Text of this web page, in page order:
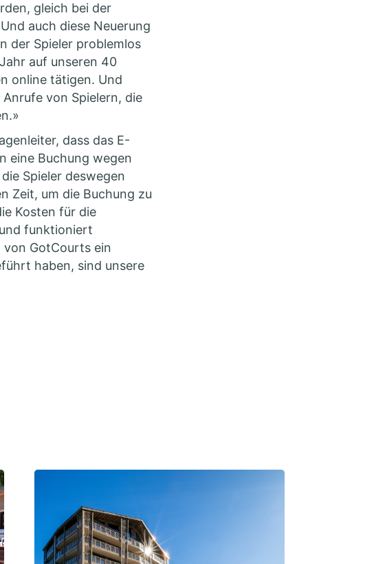
gleich bei der
auch diese Neuerung
der Spieler problemlos
auf unseren 40
online tätigen. Und
von Spielern, die
dass das E-
eine Buchung wegen
Spieler deswegen
Zeit, um die Buchung zu
Kosten für die
funktioniert
von GotCourts ein
haben, sind unsere